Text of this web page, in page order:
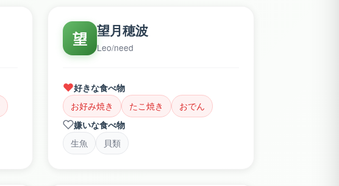
望 望月穂波
Leo/need
好きな食べ物
お好み焼き
たこ焼き
おでん
嫌いな食べ物
生魚
貝類